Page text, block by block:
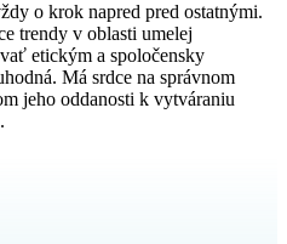
o krok napred pred ostatnými.
trendy v oblasti umelej
etickým a spoločensky
Má srdce na správnom
jeho oddanosti k vytváraniu